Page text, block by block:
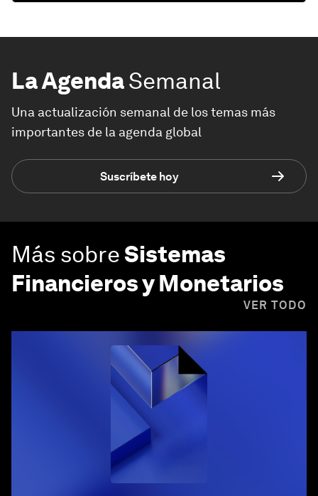
La AgendaSemanal
Una actualización semanal de los temas más
importantes de la agenda global
Suscríbete hoy
Más sobreSistemas
Financieros y Monetarios
VER TODO